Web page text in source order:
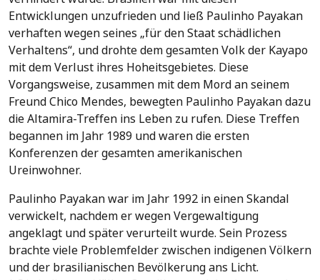
Entwicklungen unzufrieden und ließ Paulinho Payakan
verhaften wegen seines „für den Staat schädlichen
Verhaltens“, und drohte dem gesamten Volk der Kayapo
mit dem Verlust ihres Hoheitsgebietes. Diese
Vorgangsweise, zusammen mit dem Mord an seinem
Freund Chico Mendes, bewegten Paulinho Payakan dazu
die Altamira-Treffen ins Leben zu rufen. Diese Treffen
begannen im Jahr 1989 und waren die ersten
Konferenzen der gesamten amerikanischen
Ureinwohner.
Paulinho Payakan war im Jahr 1992 in einen Skandal
verwickelt, nachdem er wegen Vergewaltigung
angeklagt und später verurteilt wurde. Sein Prozess
brachte viele Problemfelder zwischen indigenen Völkern
und der brasilianischen Bevölkerung ans Licht.